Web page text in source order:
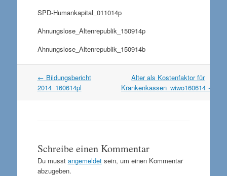
SPD-Humankapital_011014p
Ahnungslose_Altenrepublik_150914p
Ahnungslose_Altenrepublik_150914b
Artikel
Navigation
← Bildungsbericht
2014_160614pl
Alter als Kostenfaktor für
Krankenkassen_wiwo160614 →
Schreibe einen Kommentar
Du musst angemeldetsein, um einen Kommentar
abzugeben.